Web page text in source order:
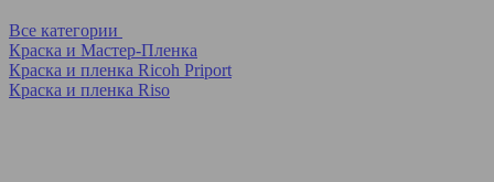
Все категории
Краска и Мастер-Пленка
Краска и пленка Ricoh Priport
Краска и пленка Riso